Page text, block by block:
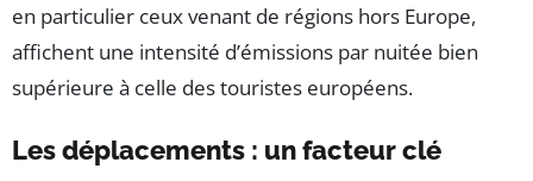
en particulier ceux venant de régions hors Europe,
affichent une intensité d’émissions par nuitée bien
supérieure à celle des touristes européens.
Les déplacements : un facteur clé